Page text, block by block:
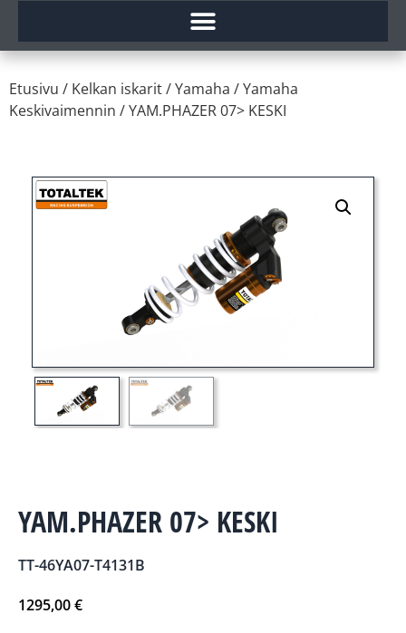
Etusivu / Kelkan iskarit/Yamaha /Yamaha
Keskivaimennin / YAM.PHAZER 07> KESKI
YAM.PHAZER 07> KESKI
TT-46YA07-T4131B
1295,00€